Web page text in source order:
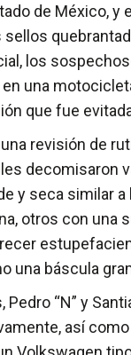
de México, y
los
en una
que fue
revisión de
decomisaron
y seca similar a
otros con una
una báscula
“N” y
así